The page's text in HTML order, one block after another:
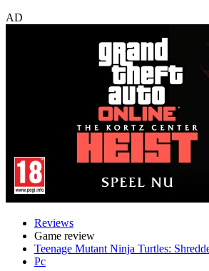
AD
Reviews
Game review
Teenage Mutant Ninja Turtles:
Pc